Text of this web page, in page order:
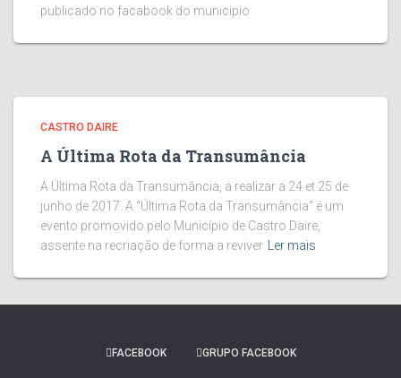
publicado no facabook do municipio
CASTRO DAIRE
A Última Rota da Transumância
A Última Rota da Transumância, a realizar a 24 et 25 de
junho de 2017. A “Última Rota da Transumância” é um
evento promovido pelo Município de Castro Daire,
assente na recriação de forma a reviver
Ler mais
FACEBOOK GRUPO FACEBOOK